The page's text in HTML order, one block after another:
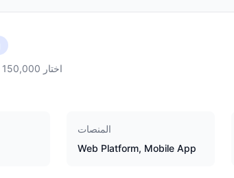
اختار 150,000 من المتداولين هذا الوسيط
المنصات
Web Platform, Mobile App